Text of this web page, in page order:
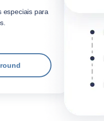
especiais para